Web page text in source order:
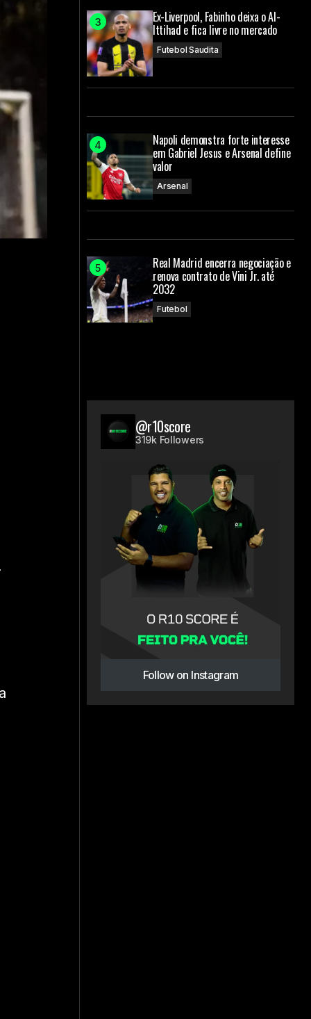
Ex-Liverpool, Fabinho deixa o Al-
Ittihad e fica livre no mercado
Futebol Saudita
Napoli demonstra forte interesse
em Gabriel Jesus e Arsenal define
valor
Arsenal
Real Madrid encerra negociação e
renova contrato de Vini Jr. até
2032
Futebol
@r10score
319k Followers
Follow on Instagram